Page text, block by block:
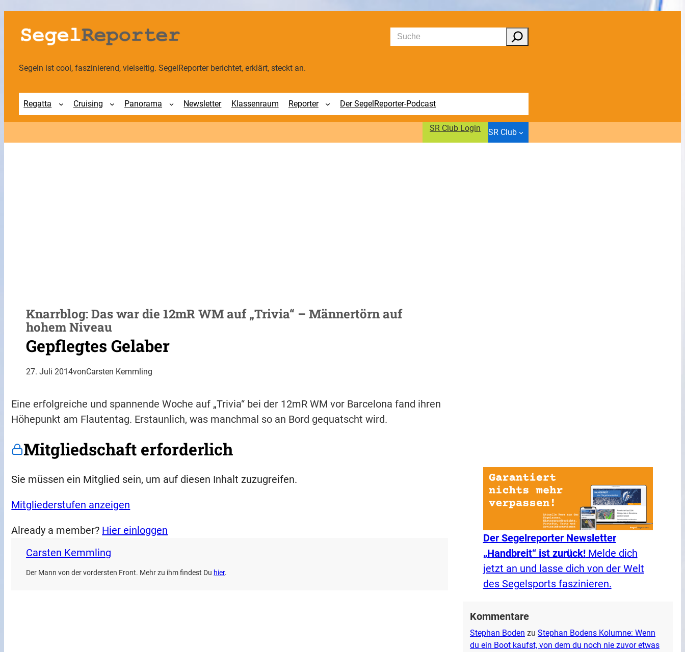
Zum
Inhalt
springen
Suchen
Segeln ist cool, faszinierend, vielseitig. SegelReporter berichtet, erklärt, steckt an.
Regatta Cruising Panorama Newsletter Klassenraum Reporter Der SegelReporter-Podcast
SR Club Login SR Club
Knarrblog: Das war die 12mR WM auf „Trivia“ – Männertörn auf
hohem Niveau
Gepflegtes Gelaber
27. Juli 2014vonCarsten Kemmling
Eine erfolgreiche und spannende Woche auf „Trivia“ bei der 12mR WM vor Barcelona fand ihren
Höhepunkt am Flautentag. Erstaunlich, was manchmal so an Bord gequatscht wird.
Mitgliedschaft erforderlich
Sie müssen ein Mitglied sein, um auf diesen Inhalt zuzugreifen.
Mitgliederstufen anzeigen
Already a member? Hier einloggen
Carsten Kemmling
Der Mann von der vordersten Front. Mehr zu ihm findest Du hier.
Der Segelreporter Newsletter
„Handbreit“ ist zurück!Melde dich
jetzt an und lasse dich von der Welt
des Segelsports faszinieren.
Kommentare
Stephan Boden zu Stephan Bodens Kolumne: Wenn
du ein Boot kaufst, von dem du noch nie zuvor etwas